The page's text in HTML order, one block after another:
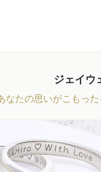
ジェイウ
なたの思いがこもっ